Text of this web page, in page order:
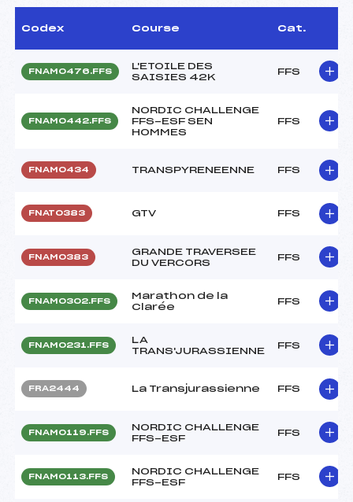
Codex Course Cat.
FNAM0476.FFS
L'ETOILE DES
SAISIES 42K
FFS
FNAM0442.FFS
NORDIC CHALLENGE
FFS-ESF SEN
HOMMES
FFS
FNAM0434 TRANSPYRENEENNE FFS
FNAT0383 GTV FFS
FNAM0383
GRANDE TRAVERSEE
DU VERCORS
FFS
FNAM0302.FFS
Marathon de la
Clarée
FFS
FNAM0231.FFS
LA
TRANS'JURASSIENNE
FFS
FRA2444 La Transjurassienne FFS
FNAM0119.FFS
NORDIC CHALLENGE
FFS-ESF
FFS
FNAM0113.FFS
NORDIC CHALLENGE
FFS-ESF
FFS